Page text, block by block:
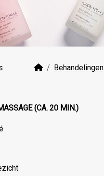
Behandelingen
(CA. 20 MIN.)